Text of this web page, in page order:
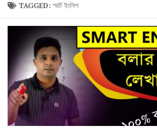
TAGGED:স্মার্ট ইংলিশ